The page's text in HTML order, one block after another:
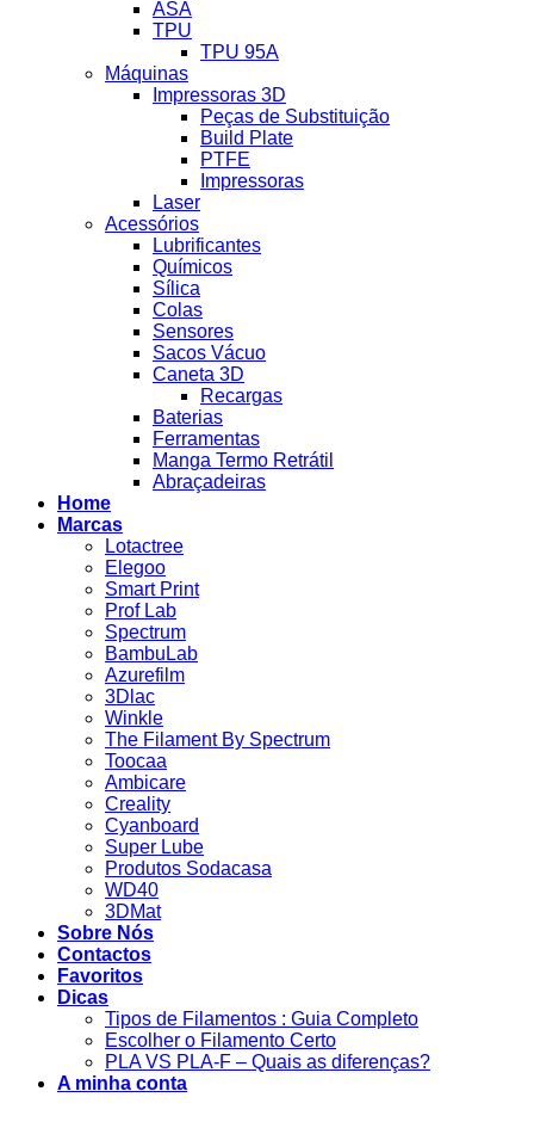
ASA
TPU
TPU 95A
Máquinas
Impressoras 3D
Peças de Substituição
Build Plate
PTFE
Impressoras
Laser
Acessórios
Lubrificantes
Químicos
Sílica
Colas
Sensores
Sacos Vácuo
Caneta 3D
Recargas
Baterias
Ferramentas
Manga Termo Retrátil
Abraçadeiras
Home
Marcas
Lotactree
Elegoo
Smart Print
Prof Lab
Spectrum
BambuLab
Azurefilm
3Dlac
Winkle
The Filament By Spectrum
Toocaa
Ambicare
Creality
Cyanboard
Super Lube
Produtos Sodacasa
WD40
3DMat
Sobre Nós
Contactos
Favoritos
Dicas
Tipos de Filamentos : Guia Completo
Escolher o Filamento Certo
PLA VS PLA-F – Quais as diferenças?
A minha conta